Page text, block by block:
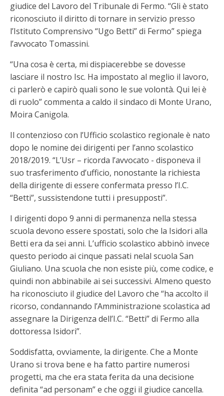
giudice del Lavoro del Tribunale di Fermo. “Gli è stato
riconosciuto il diritto di tornare in servizio presso
l’Istituto Comprensivo “Ugo Betti” di Fermo” spiega
l’avvocato Tomassini.
“Una cosa è certa, mi dispiacerebbe se dovesse
lasciare il nostro Isc. Ha impostato al meglio il lavoro,
ci parlerò e capirò quali sono le sue volontà. Qui lei è
di ruolo” commenta a caldo il sindaco di Monte Urano,
Moira Canigola.
Il contenzioso con l’Ufficio scolastico regionale è nato
dopo le nomine dei dirigenti per l’anno scolastico
2018/2019. “L’Usr – ricorda l’avvocato - disponeva il
suo trasferimento d’ufficio, nonostante la richiesta
della dirigente di essere confermata presso l’I.C.
“Betti”, sussistendone tutti i presupposti”.
I dirigenti dopo 9 anni di permanenza nella stessa
scuola devono essere spostati, solo che la Isidori alla
Betti era da sei anni. L’ufficio scolastico abbinò invece
questo periodo ai cinque passati nelal scuola San
Giuliano. Una scuola che non esiste più, come codice, e
quindi non abbinabile ai sei successivi. Almeno questo
ha riconosciuto il giudice del Lavoro che “ha accolto il
ricorso, condannando l’Amministrazione scolastica ad
assegnare la Dirigenza dell’I.C. “Betti” di Fermo alla
dottoressa Isidori”.
Soddisfatta, ovviamente, la dirigente. Che a Monte
Urano si trova bene e ha fatto partire numerosi
progetti, ma che era stata ferita da una decisione
definita “ad personam” e che oggi il giudice cancella.